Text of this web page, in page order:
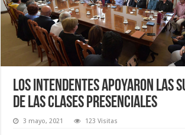
Los intendentes apoyaron las
de las clases presenciales
3 mayo, 2021 123 Visitas